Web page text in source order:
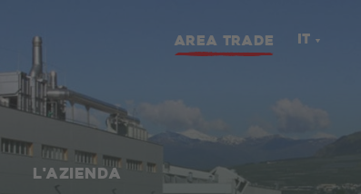
AREA TRADE IT
L'AZIENDA